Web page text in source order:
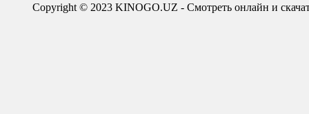
Copyright © 2023 KINOGO.UZ - Смотреть онлайн и